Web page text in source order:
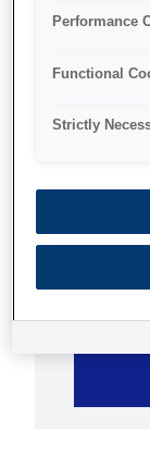
SKU:
Performance
Functional
Strictly